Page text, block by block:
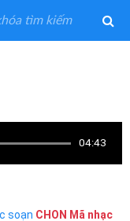
04:43
soạn CHON Mã nhạc